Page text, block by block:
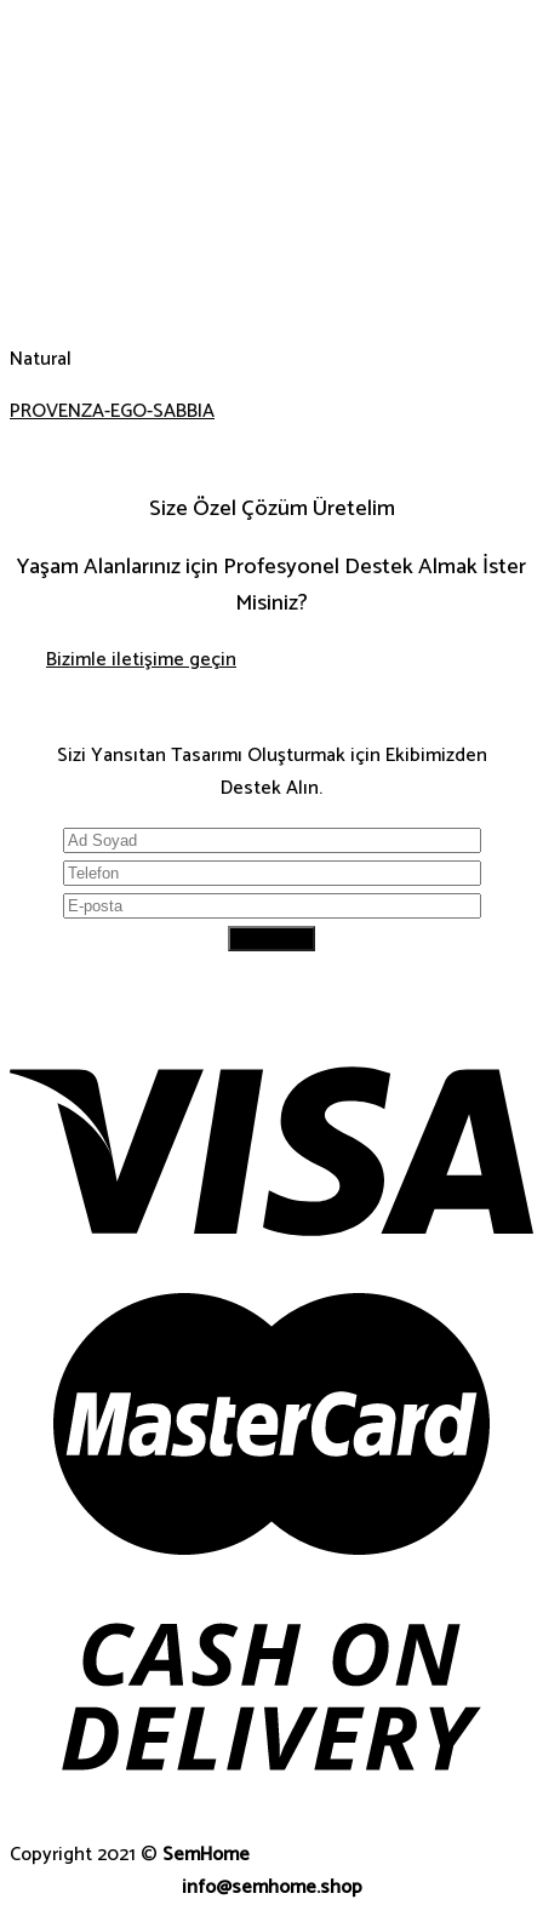
Natural
PROVENZA-EGO-SABBIA
Size Özel Çözüm Üretelim
Yaşam Alanlarınız için Profesyonel Destek Almak İster
Misiniz?
Bizimle iletişime geçin
Sizi Yansıtan Tasarımı Oluşturmak için Ekibimizden
Destek Alın.
Copyright 2021 © SemHome
info@semhome.shop